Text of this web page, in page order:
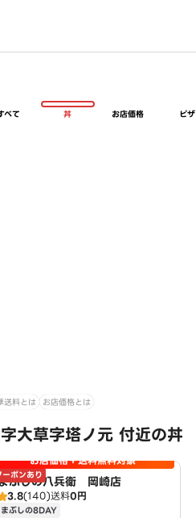
べて 丼 お店価格 ピザ
送料とは お店価格とは
大草字塔ノ元 付近の丼
時間外
ーポンあり
お店価格＋送料無料対象
ぶしの八兵衛 岡崎店
3.8(140)送料0円
まぶしの8DAY